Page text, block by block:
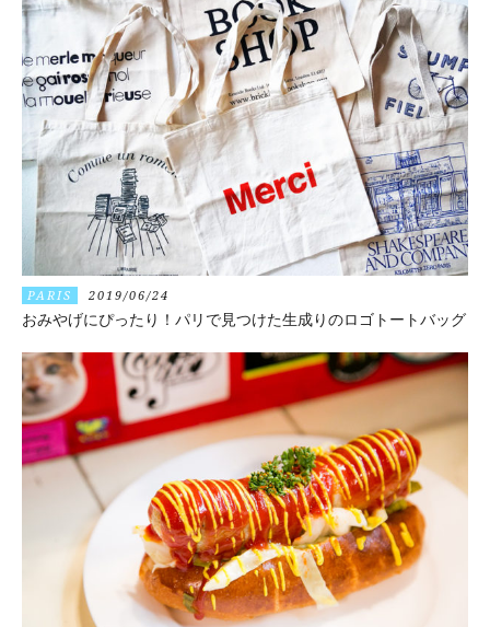
PARIS 2019/06/24
おみやげにぴったり！パリで見つけた生成りのロゴトートバッグ